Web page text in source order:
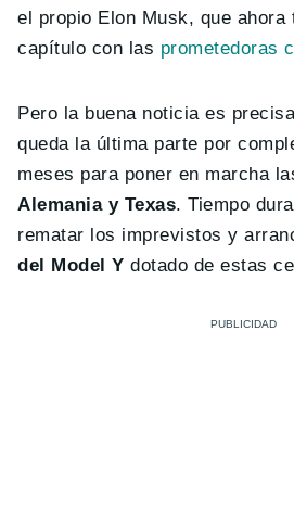
el propio Elon Musk, que ahora
capítulo con las prometedoras
Pero la buena noticia es
queda la última parte por
meses para poner en marcha
Alemania y Texas. Tiempo
rematar los imprevistos y
del Model Y dotado de estas